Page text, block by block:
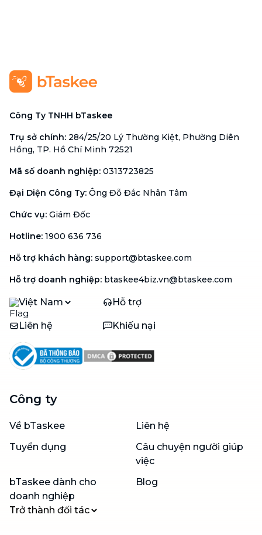
Công Ty TNHH bTaskee
Trụ sở chính: 284/25/20 Lý Thường Kiệt, Phường Diên
Hồng, TP. Hồ Chí Minh 72521
Mã số doanh nghiệp: 0313723825
Đại Diện Công Ty: Ông Đỗ Đắc Nhân Tâm
Chức vụ: Giám Đốc
Hotline: 1900 636 736
Hỗ trợ khách hàng: support@btaskee.com
Hỗ trợ doanh nghiệp: btaskee4biz.vn@btaskee.com
Việt Nam Hỗ trợ
Liên hệ Khiếu nại
Công ty
Về bTaskee
Liên hệ
Tuyển dụng
Câu chuyện người giúp
việc
bTaskee dành cho
doanh nghiệp
Blog
Trở thành đối tác